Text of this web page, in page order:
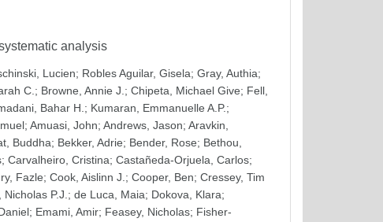
analysis
Lucien; Robles Aguilar, Gisela; Gray, Authia;
C. ; Browne, Annie J. ; Chipeta, Michael Give; Fell,
Bahar H. ; Kumaran, Emmanuelle A.P.;
; Amuasi, John; Andrews, Jason; Aravkin,
Buddha; Bekker, Adrie; Bender, Rose; Bethou,
; Carvalheiro, Cristina; Castañeda-Orjuela, Carlos;
Fazle; Cook, Aislinn J. ; Cooper, Ben; Cressey, Tim
Nicholas P.J. ; de Luca, Maia; Dokova, Klara;
; Emami, Amir; Feasey, Nicholas; Fisher-